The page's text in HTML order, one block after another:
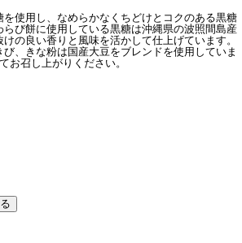
使用し、なめらかなくちどけとコクのある黒糖
び餅に使用している黒糖は沖縄県の波照間島産
の良い香りと風味を活かして仕上げています。
、きな粉は国産大豆をブレンドを使用していま
お召し上がりください。